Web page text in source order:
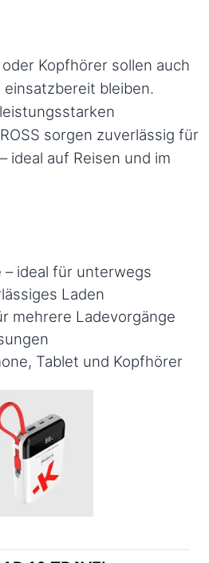
Kopfhörer sollen auch
bleiben.
sorgen zuverlässig für
ideal auf Reisen und im
– ideal für unterwegs
Laden
mehrere Ladevorgänge
Tablet und Kopfhörer